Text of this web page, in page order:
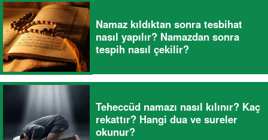
Namaz kıldıktan sonra tesbihat
nasıl yapılır? Namazdan sonra
tespih nasıl çekilir?
Teheccüd namazı nasıl kılınır? Kaç
rekattır? Hangi dua ve sureler
okunur?